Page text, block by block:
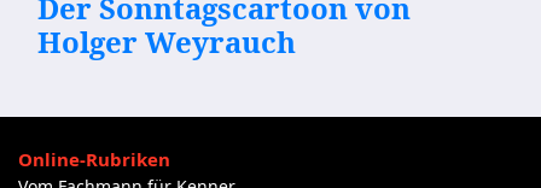
Holger Weyrauch
Online-Rubriken